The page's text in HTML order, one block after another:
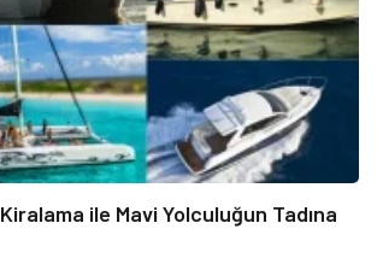
ile Mavi Yolculuğun Tadına